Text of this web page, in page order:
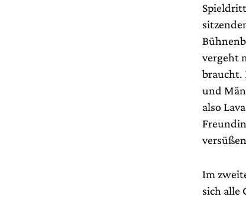
vergeht
braucht.
und
also
Im
sich alle